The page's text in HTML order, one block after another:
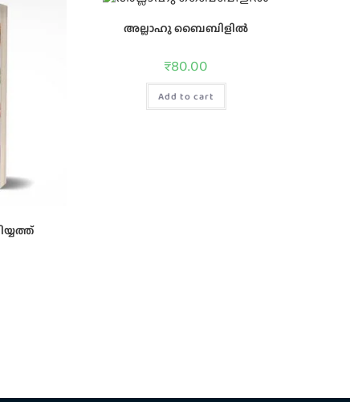
അല്ലാഹു ബൈബിളില്‍
₹80.00
Add to cart